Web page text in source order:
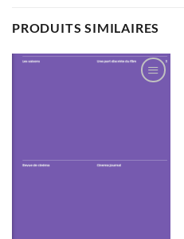
PRODUITS SIMILAIRES